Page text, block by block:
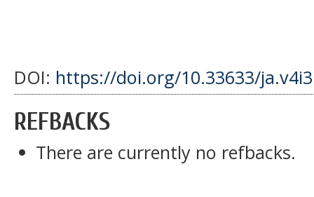
DOI: https://doi.org/10.33633/
REFBACKS
There are currently no refbacks.